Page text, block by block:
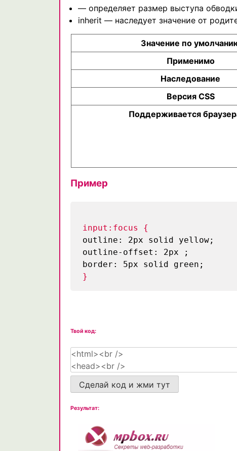
— определяет размер выступа
inherit — наследует значение от
Значение по
Применимо
Наследование
Версия CSS
Поддерживается
Пример
input:focus {
outline: 2px solid yellow;
outline-offset: 2px ;
border: 5px solid green;
}
Твой код:
Сделай код и жми тут
Результат: